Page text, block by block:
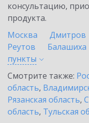
консультацию,
продукта.
Москва
Дмитров
Реутов
Балашиха
пункты
Смотрите также:
область,
Рязанская область,
область, Тульская